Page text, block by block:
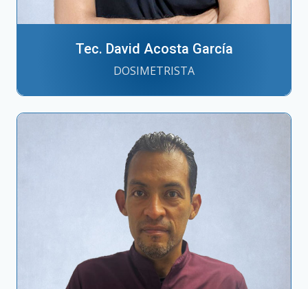
Tec. David Acosta García
DOSIMETRISTA